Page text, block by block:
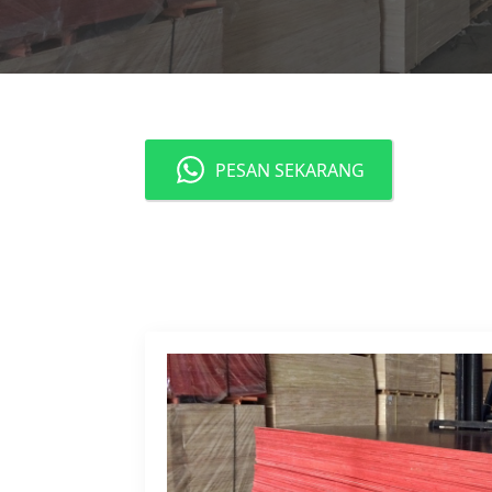
PESAN SEKARANG